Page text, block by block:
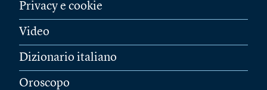
Privacy e cookie
Video
Dizionario italiano
Oroscopo